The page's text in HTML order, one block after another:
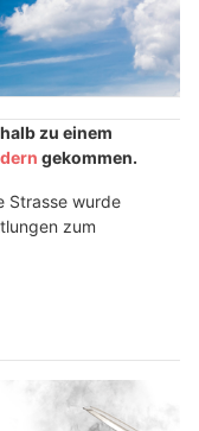
zu einem
gekommen.
Strasse wurde
zum